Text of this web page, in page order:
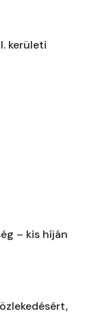
kerületi
– kis híján